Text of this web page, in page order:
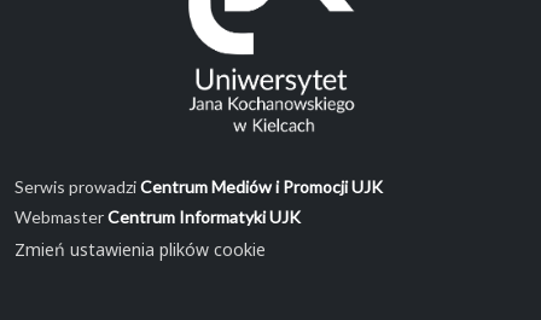
Serwis prowadziCentrum Mediów i Promocji UJK
WebmasterCentrum Informatyki UJK
Zmień ustawienia plików cookie